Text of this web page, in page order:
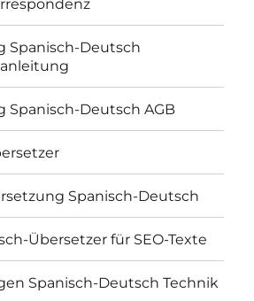
Spanisch-Deutsch
Spanisch-Deutsch AGB
Spanisch-Deutsch
Übersetzer für SEO-Texte
Spanisch-Deutsch Technik